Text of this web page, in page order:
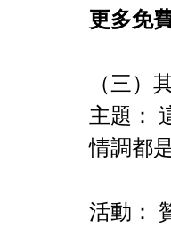
更多免
（三）
主題：
情調都
活動：